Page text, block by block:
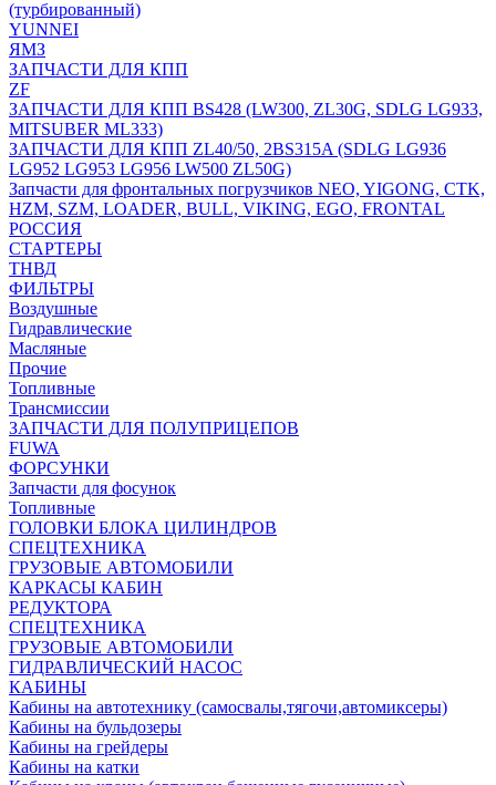
(турбированный)
YUNNEI
ЯМЗ
ЗАПЧАСТИ ДЛЯ КПП
ZF
ЗАПЧАСТИ ДЛЯ КПП BS428 (LW300, ZL30G, SDLG LG933,
MITSUBER ML333)
ЗАПЧАСТИ ДЛЯ КПП ZL40/50, 2BS315A (SDLG LG936
LG952 LG953 LG956 LW500 ZL50G)
Запчасти для фронтальных погрузчиков NEO, YIGONG, CTK,
HZM, SZM, LOADER, BULL, VIKING, EGO, FRONTAL
РОССИЯ
СТАРТЕРЫ
ТНВД
ФИЛЬТРЫ
Воздушные
Гидравлические
Масляные
Прочие
Топливные
Трансмиссии
ЗАПЧАСТИ ДЛЯ ПОЛУПРИЦЕПОВ
FUWA
ФОРСУНКИ
Запчасти для фосунок
Топливные
ГОЛОВКИ БЛОКА ЦИЛИНДРОВ
СПЕЦТЕХНИКА
ГРУЗОВЫЕ АВТОМОБИЛИ
КАРКАСЫ КАБИН
РЕДУКТОРА
СПЕЦТЕХНИКА
ГРУЗОВЫЕ АВТОМОБИЛИ
ГИДРАВЛИЧЕСКИЙ НАСОС
КАБИНЫ
Кабины на автотехнику (самосвалы,тягочи,автомиксеры)
Кабины на бульдозеры
Кабины на грейдеры
Кабины на катки